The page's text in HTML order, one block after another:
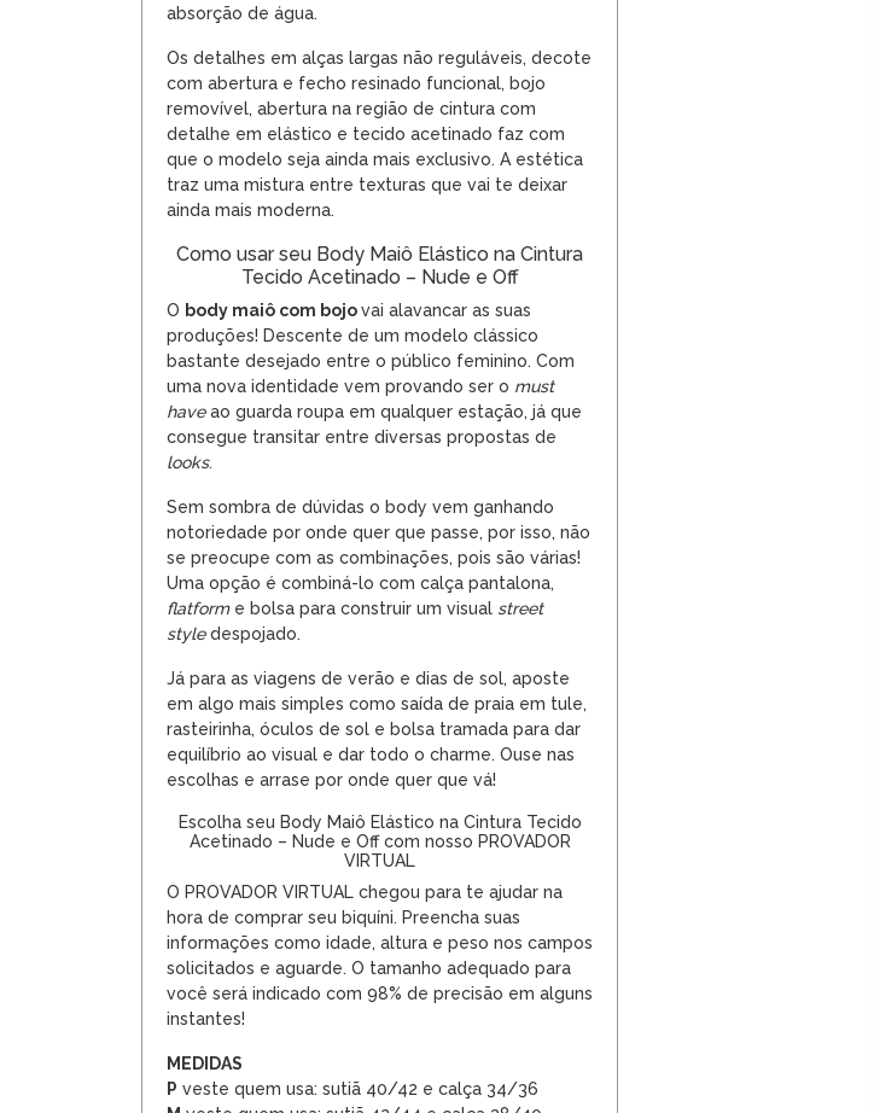
absorção de água.
Os detalhes em alças largas não reguláveis, decote
com abertura e fecho resinado funcional, bojo
removível, abertura na região de cintura com
detalhe em elástico e tecido acetinado faz com
que o modelo seja ainda mais exclusivo. A estética
traz uma mistura entre texturas que vai te deixar
ainda mais moderna.
Como usar seu Body Maiô Elástico na Cintura
Tecido Acetinado – Nude e Off
O body maiô com bojovai alavancar as suas
produções! Descente de um modelo clássico
bastante desejado entre o público feminino. Com
uma nova identidade vem provando ser o must
haveao guarda roupa em qualquer estação, já que
consegue transitar entre diversas propostas de
looks.
Sem sombra de dúvidas o body vem ganhando
notoriedade por onde quer que passe, por isso, não
se preocupe com as combinações, pois são várias!
Uma opção é combiná-lo com calça pantalona,
flatforme bolsa para construir um visual street
styledespojado.
Já para as viagens de verão e dias de sol, aposte
em algo mais simples como saída de praia em tule,
rasteirinha, óculos de sol e bolsa tramada para dar
equilíbrio ao visual e dar todo o charme. Ouse nas
escolhas e arrase por onde quer que vá!
Escolha seu Body Maiô Elástico na Cintura Tecido
Acetinado – Nude e Off com nosso PROVADOR
VIRTUAL
O PROVADOR VIRTUAL chegou para te ajudar na
hora de comprar seu biquíni. Preencha suas
informações como idade, altura e peso nos campos
solicitados e aguarde. O tamanho adequado para
você será indicado com 98% de precisão em alguns
instantes!
MEDIDAS
P veste quem usa: sutiã 40/42 e calça 34/36